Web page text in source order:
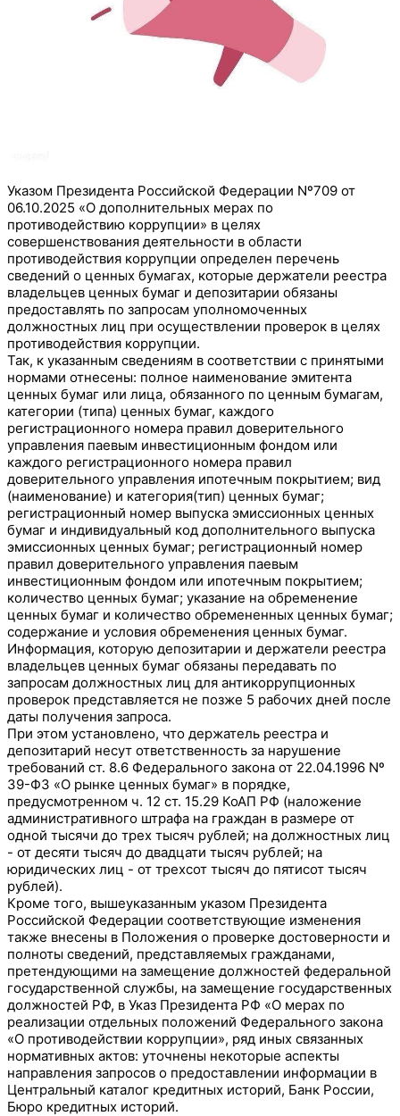
Указом Президента Российской Федерации Nº709 от
06.10.2025 «О дополнительных мерах по
противодействию коррупции» в целях
совершенствования деятельности в области
противодействия коррупции определен перечень
сведений о ценных бумагах, которые держатели реестра
владельцев ценных бумаг и депозитарии обязаны
предоставлять по запросам уполномоченных
должностных лиц при осуществлении проверок в целях
противодействия коррупции.
Так, к указанным сведениям в соответствии с принятыми
нормами отнесены: полное наименование эмитента
ценных бумаг или лица, обязанного по ценным бумагам,
категории (типа) ценных бумаг, каждого
регистрационного номера правил доверительного
управления паевым инвестиционным фондом или
каждого регистрационного номера правил
доверительного управления ипотечным покрытием; вид
(наименование) и категория(тип) ценных бумаг;
регистрационный номер выпуска эмиссионных ценных
бумаг и индивидуальный код дополнительного выпуска
эмиссионных ценных бумаг; регистрационный номер
правил доверительного управления паевым
инвестиционным фондом или ипотечным покрытием;
количество ценных бумаг; указание на обременение
ценных бумаг и количество обремененных ценных бумаг;
содержание и условия обременения ценных бумаг.
Информация, которую депозитарии и держатели реестра
владельцев ценных бумаг обязаны передавать по
запросам должностных лиц для антикоррупционных
проверок представляется не позже 5 рабочих дней после
даты получения запроса.
При этом установлено, что держатель реестра и
депозитарий несут ответственность за нарушение
требований ст. 8.6 Федерального закона от 22.04.1996 Nº
39-ФЗ «О рынке ценных бумаг» в порядке,
предусмотренном ч. 12 ст. 15.29 КоАП РФ (наложение
административного штрафа на граждан в размере от
одной тысячи до трех тысяч рублей; на должностных лиц
- от десяти тысяч до двадцати тысяч рублей; на
юридических лиц - от трехсот тысяч до пятисот тысяч
рублей).
Кроме того, вышеуказанным указом Президента
Российской Федерации соответствующие изменения
также внесены в Положения о проверке достоверности и
полноты сведений, представляемых гражданами,
претендующими на замещение должностей федеральной
государственной службы, на замещение государственных
должностей РФ, в Указ Президента РФ «О мерах по
реализации отдельных положений Федерального закона
«О противодействии коррупции», ряд иных связанных
нормативных актов: уточнены некоторые аспекты
направления запросов о предоставлении информации в
Центральный каталог кредитных историй, Банк России,
Бюро кредитных историй.